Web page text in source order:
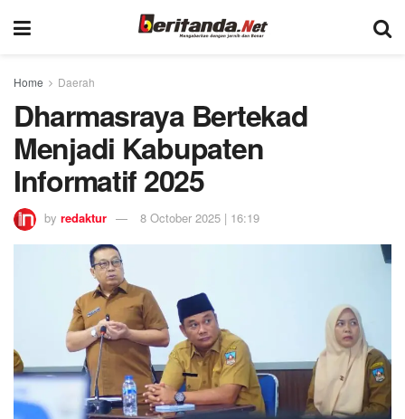
Home Daerah
Dharmasraya Bertekad
Menjadi Kabupaten
Informatif 2025
by redaktur 8 October 2025 | 16:19